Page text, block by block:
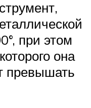
при этом
она
превышать